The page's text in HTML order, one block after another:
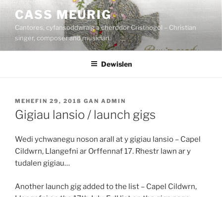
Mynd
cynnwys
CASS MEURIG
Cantores, cyfansoddwraig a cherddor Cristnogol – Christian
singer, composer and musician.
Dewislen
COFNODWYD
AR
MEHEFIN 29, 2018 GAN ADMIN
Gigiau lansio / launch gigs
Wedi ychwanegu noson arall at y gigiau lansio – Capel
Cildwrn, Llangefni ar Orffennaf 17. Rhestr lawn ar y
tudalen gigiau…
Another launch gig added to the list – Capel Cildwrn,